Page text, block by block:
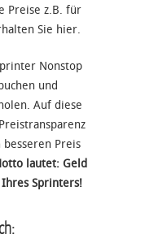
Preise z.B. für
Sie hier.
Nonstop
und
Auf diese
besseren Preis
lautet: Geld
Sprinters!